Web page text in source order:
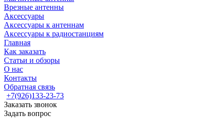
Врезные антенны
Аксессуары
Аксессуары к антеннам
Аксессуары к радиостанциям
Главная
Как заказать
Статьи и обзоры
О нас
Контакты
Обратная связь
+7(926)133-23-73
Заказать звонок
Задать вопрос